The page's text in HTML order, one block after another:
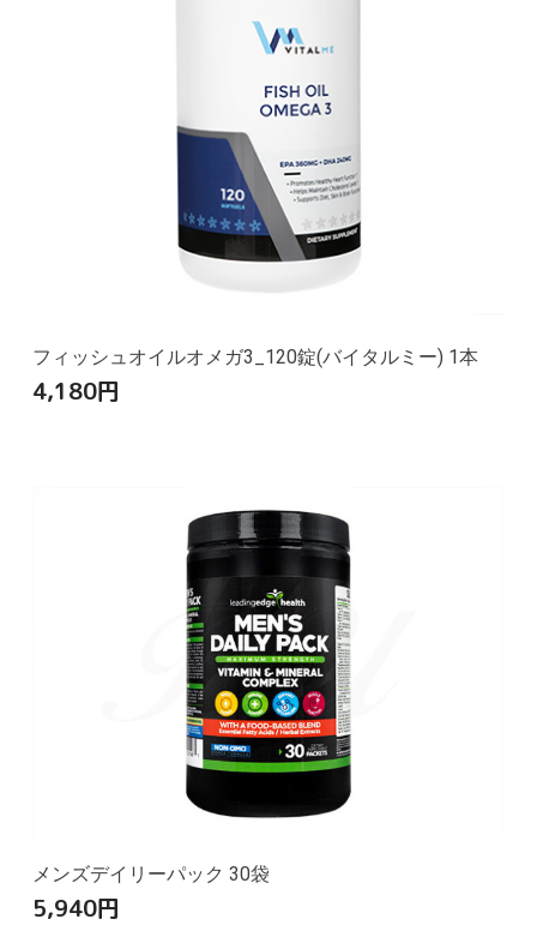
フィッシュオイルオメガ3_120錠(バイタルミー) 1本
4,180円
メンズデイリーパック 30袋
5,940円